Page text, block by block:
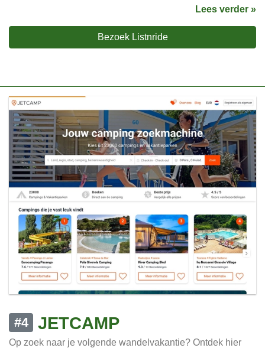
Lees verder »
Bezoek Listnride
#4 JETCAMP
Op zoek naar je volgende wandelvakantie? Ontdek hier